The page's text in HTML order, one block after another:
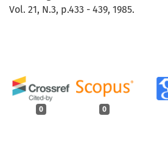
0 0
Vol. 21, N.3, p.433 - 439, 1985.